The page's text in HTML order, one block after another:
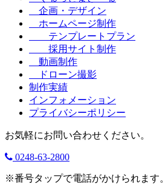
企画・デザイン
ホームページ制作
テンプレートプラン
採用サイト制作
動画制作
ドローン撮影
制作実績
インフォメーション
プライバシーポリシー
お気軽にお問い合わせください。
0248-63-2800
※番号タップで電話がかけられます。